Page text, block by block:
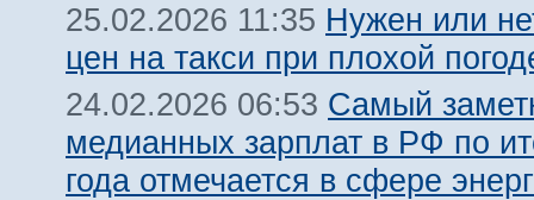
25.02.2026 11:35 Нужен или
цен на такси при плохой
24.02.2026 06:53 Самый
медианных зарплат в РФ по
года отмечается в сфере